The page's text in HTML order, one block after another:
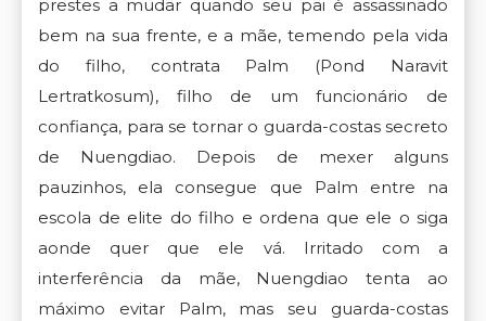
prestes a mudar quando seu pai é assassinado
bem na sua frente, e a mãe, temendo pela vida
do filho, contrata Palm (Pond Naravit
Lertratkosum), filho de um funcionário de
confiança, para se tornar o guarda-costas secreto
de Nuengdiao. Depois de mexer alguns
pauzinhos, ela consegue que Palm entre na
escola de elite do filho e ordena que ele o siga
aonde quer que ele vá. Irritado com a
interferência da mãe, Nuengdiao tenta ao
máximo evitar Palm, mas seu guarda-costas